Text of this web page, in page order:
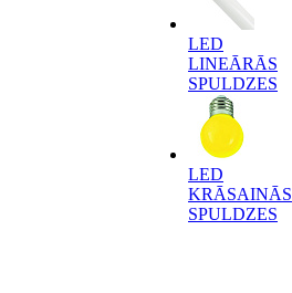
LED
LINEĀRĀS
SPULDZES
LED
KRĀSAINĀS
SPULDZES